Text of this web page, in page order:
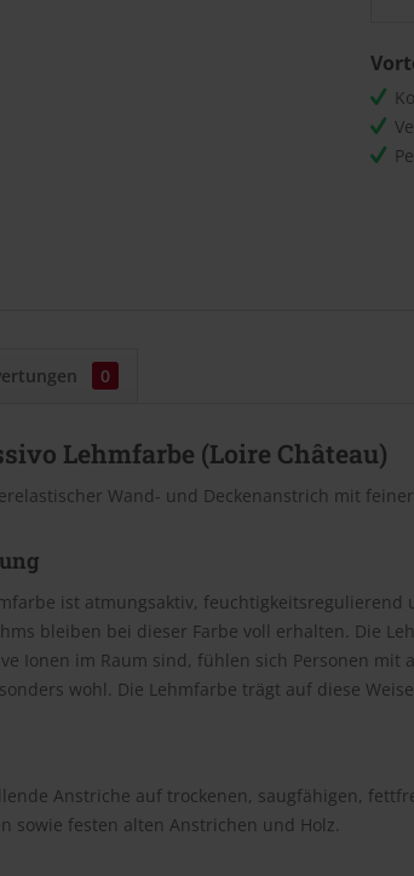
0
Lehmfarbe (Loire Château)
Wand- und Deckenanstrich mit
ist atmungsaktiv, feuchtigkeitsregulierend
bleiben bei dieser Farbe voll erhalten. Die
Ionen im Raum sind, fühlen sich Personen
wohl. Die Lehmfarbe trägt auf diese
Anstriche auf trockenen, saugfähigen,
sowie festen alten Anstrichen und Holz.